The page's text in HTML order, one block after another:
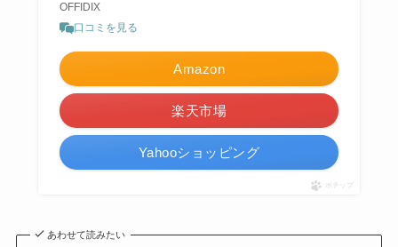
OFFIDIX
口コミを見る
Amazon
楽天市場
Yahooショッピング
ポチップ
あわせて読みたい